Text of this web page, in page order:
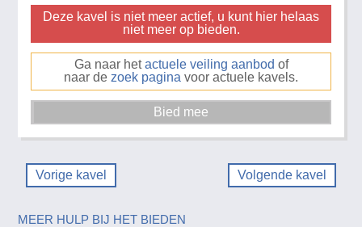
Deze kavel is niet meer actief, u kunt hier helaas
niet meer op bieden.
Ga naar hetactuele veiling aanbod of
naar de zoek pagina voor actuele kavels.
Vorige kavel Volgende kavel
MEER HULP BIJ HET BIEDEN